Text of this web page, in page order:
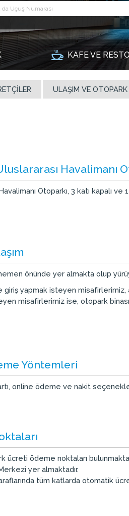
KAFE VE
ULAŞIM VE OTOPARK
Havalimanı
Otoparkı, 3 katı kapalı
önünde yer almakta olup
yapmak isteyen misafirlerimiz,
misafirlerimiz ise, otopark
Yöntemleri
online ödeme ve nakit
ücreti ödeme noktaları
yer almaktadır.
tüm katlarda otomatik